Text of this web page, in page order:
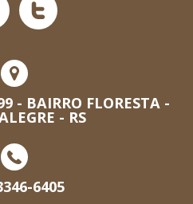
- BAIRRO FLORESTA -
- RS
6405